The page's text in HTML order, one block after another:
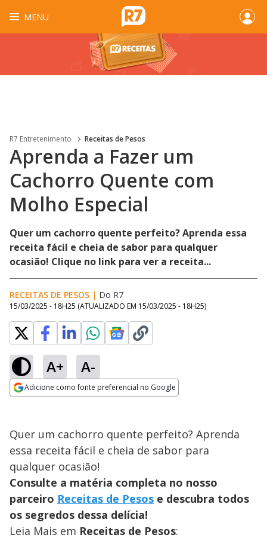
MENU
R7 Entretenimento Receitas de Pesos
Aprenda a Fazer um
Cachorro Quente com
Molho Especial
Quer um cachorro quente perfeito? Aprenda essa
receita fácil e cheia de sabor para qualquer
ocasião! Clique no link para ver a receita...
RECEITAS DE PESOS | Do R7
15/03/2025 - 18H25 (ATUALIZADO EM 15/03/2025 - 18H25)
A+ A-
Adicione como fonte preferencial no Google
Quer um cachorro quente perfeito? Aprenda
essa receita fácil e cheia de sabor para
qualquer ocasião!
Consulte a matéria completa no nosso
parceiro Receitas de Pesos e descubra todos
os segredos dessa delícia!
Leia Mais em Receitas de Pesos: